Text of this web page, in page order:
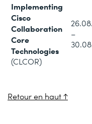
Implementing
Cisco
Collaboration
Core
Technologies
(CLCOR)
–
Retour en haut ↑